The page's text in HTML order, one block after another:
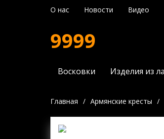
О нас Новости Видео
9999
Восковки Изделия из
Главная / Армянские кресты /